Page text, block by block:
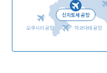
신치토세 공항
하코다테 공항
오쿠시리 공항